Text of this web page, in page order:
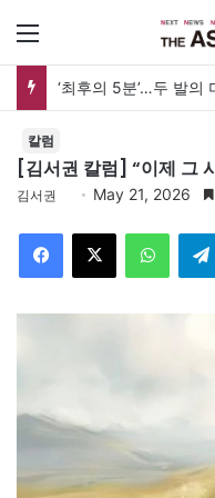
메뉴
‘최후의 5분’…두 발의
칼럼
[김서권 칼럼] “이제 그
김서권 May 21, 2026
Facebook
X